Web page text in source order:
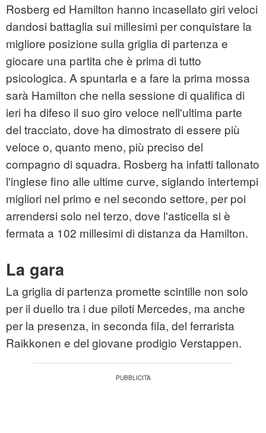
Rosberg ed Hamilton hanno incasellato giri veloci
dandosi battaglia sui millesimi per conquistare la
migliore posizione sulla griglia di partenza e
giocare una partita che è prima di tutto
psicologica. A spuntarla e a fare la prima mossa
sarà Hamilton che nella sessione di qualifica di
ieri ha difeso il suo giro veloce nell'ultima parte
del tracciato, dove ha dimostrato di essere più
veloce o, quanto meno, più preciso del
compagno di squadra. Rosberg ha infatti tallonato
l'inglese fino alle ultime curve, siglando intertempi
migliori nel primo e nel secondo settore, per poi
arrendersi solo nel terzo, dove l'asticella si è
fermata a 102 millesimi di distanza da Hamilton.
La gara
La griglia di partenza promette scintille non solo
per il duello tra i due piloti Mercedes, ma anche
per la presenza, in seconda fila, del ferrarista
Raikkonen e del giovane prodigio Verstappen.